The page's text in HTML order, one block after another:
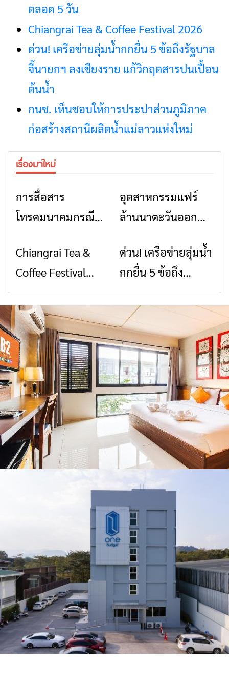
ตลอด 5 วัน
Chiangrai Tea & Coffee Festival 2026
ด่วน! เครือข่ายลุ่มน้ำกกยื่น 5 ข้อถึงรัฐบาล
จี้นายกฯ ลงเชียงราย แก้วิกฤตสารปนเปื้อน
ต้นน้ำ
กนช. เห็นชอบให้การประปาส่วนภูมิภาค
ก่อสร้างสถานีผลิตน้ำแม่ลาวแห่งใหม่
เรื่องมาใหม่
การสื่อสาร
โทรคมนาคมกรณีภัย
สัญญาณขาด การ
สื่อสารต้องไม่หยุด
ข่าวเชียงราย
อุตสาหกรรมแฟร์
ล้านนาตะวันออก
สินค้าเด่น และเสน่ห์
วัฒนธรรมจาก 4
จังหวัด เชียงราย
พะเยา แพร่ และ
น่าน พร้อมชม
คอนเสิร์ตจากศิลปิน
ชื่อดังตลอด 5 วัน
ข่าวเชียงราย
Chiangrai Tea &
Coffee Festival
2026
ข่าวเชียงราย
ด่วน! เครือข่ายลุ่มน้ำ
กกยื่น 5 ข้อถึง
รัฐบาล จี้นายกฯ ลง
เชียงราย แก้วิกฤต
สารปนเปื้อนต้นน้ำ